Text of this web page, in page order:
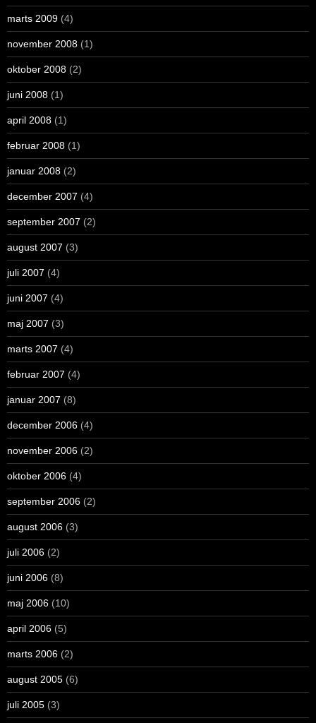
marts 2009 (4)
november 2008 (1)
oktober 2008 (2)
juni 2008 (1)
april 2008 (1)
februar 2008 (1)
januar 2008 (2)
december 2007 (4)
september 2007 (2)
august 2007 (3)
juli 2007 (4)
juni 2007 (4)
maj 2007 (3)
marts 2007 (4)
februar 2007 (4)
januar 2007 (8)
december 2006 (4)
november 2006 (2)
oktober 2006 (4)
september 2006 (2)
august 2006 (3)
juli 2006 (2)
juni 2006 (8)
maj 2006 (10)
april 2006 (5)
marts 2006 (2)
august 2005 (6)
juli 2005 (3)